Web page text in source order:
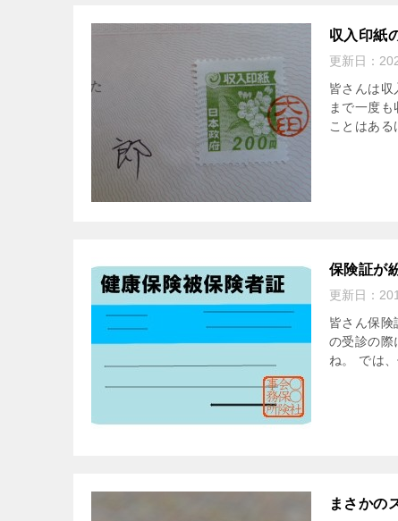
収入印紙
更新日：
皆さんは収
まで一度
ことはあ
保険証が
更新日：
皆さん保険
の受診の際
ね。 では
まさかの